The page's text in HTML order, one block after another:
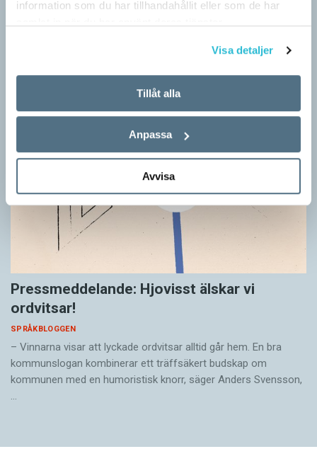
information som du har tillhandahållit eller som de har
Visa detaljer
Tillåt alla
Anpassa
Avvisa
Pressmeddelande: Hjovisst älskar vi
ordvitsar!
SPRÅKBLOGGEN
– Vinnarna visar att lyckade ordvitsar alltid går hem. En bra
kommunslogan kombinerar ett träffsäkert budskap om
kommunen med en humoristisk knorr, säger Anders Svensson,
…